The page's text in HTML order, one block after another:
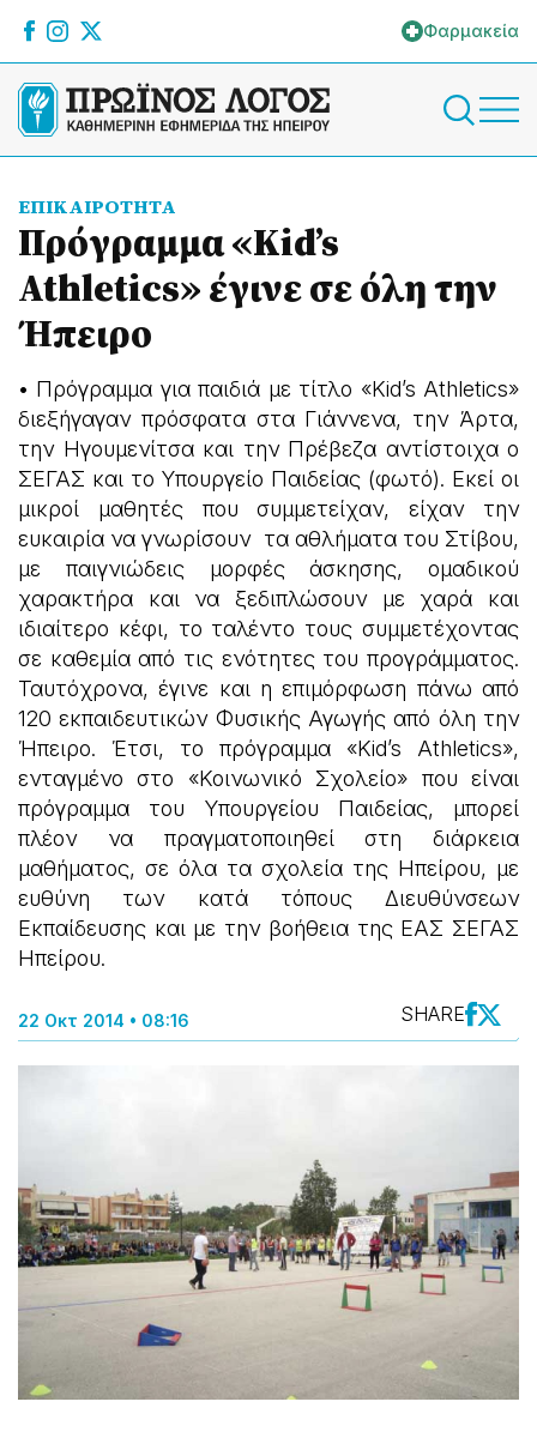
Φαρμακεία
ΕΠΙΚΑΙΡΟΤΗΤΑ
Πρόγραμμα «Kid’s
Athletics» έγινε σε όλη την
Ήπειρο
• Πρόγραμμα για παιδιά με τίτλο «Kid’s Athletics»
διεξήγαγαν πρόσφατα στα Γιάννενα, την Άρτα,
την Ηγουμενίτσα και την Πρέβεζα αντίστοιχα ο
ΣΕΓΑΣ και το Υπουργείο Παιδείας (φωτό). Εκεί οι
μικροί μαθητές που συμμετείχαν, είχαν την
ευκαιρία να γνωρίσουν τα αθλήματα του Στίβου,
με παιγνιώδεις μορφές άσκησης, ομαδικού
χαρακτήρα και να ξεδιπλώσουν με χαρά και
ιδιαίτερο κέφι, το ταλέντο τους συμμετέχοντας
σε καθεμία από τις ενότητες του προγράμματος.
Ταυτόχρονα, έγινε και η επιμόρφωση πάνω από
120 εκπαιδευτικών Φυσικής Αγωγής από όλη την
Ήπειρο. Έτσι, το πρόγραμμα «Kid’s Athletics»,
ενταγμένο στο «Κοινωνικό Σχολείο» που είναι
πρόγραμμα του Υπουργείου Παιδείας, μπορεί
πλέον να πραγματοποιηθεί στη διάρκεια
μαθήματος, σε όλα τα σχολεία της Ηπείρου, με
ευθύνη των κατά τόπους Διευθύνσεων
Εκπαίδευσης και με την βοήθεια της ΕΑΣ ΣΕΓΑΣ
Ηπείρου.
22 Οκτ 2014 • 08:16 SHARE